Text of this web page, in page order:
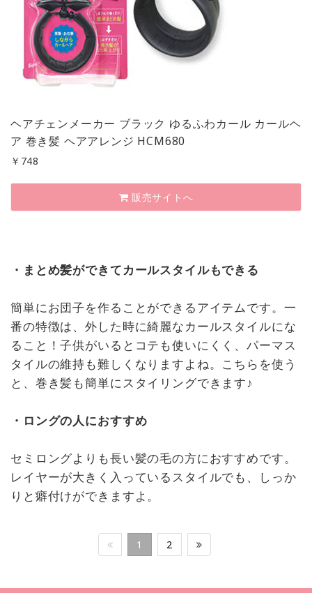
ヘアチェンメーカー ブラック ゆるふわカール カールヘ
ア 巻き髪 ヘアアレンジ HCM680
￥ 748
販売サイトへ
・まとめ髪ができてカールスタイルもできる
簡単にお団子を作ることができるアイテムです。一
番の特徴は、外した時に綺麗なカールスタイルにな
ること！子供がいるとコテも使いにくく、パーマス
タイルの維持も難しくなりますよね。こちらを使う
と、巻き髪も簡単にスタイリングできます♪
・ロングの人におすすめ
セミロングよりも長い髪の毛の方におすすめです。
レイヤーが大きく入っているスタイルでも、しっか
りと癖付けができますよ。
1 2